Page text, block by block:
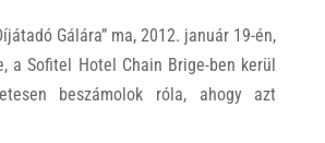
Gálára” ma, 2012. január 19-én,
a Sofitel Hotel Chain Brige-ben kerül
beszámolok róla, ahogy azt